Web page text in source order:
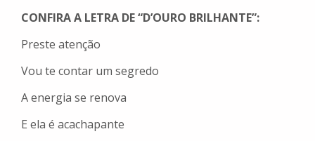
CONFIRA A LETRA DE “D’OURO BRILHANTE”:
Preste atenção
Vou te contar um segredo
A energia se renova
E ela é acachapante